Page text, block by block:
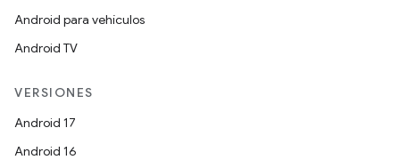
Android para vehículos
Android TV
VERSIONES
Android 17
Android 16